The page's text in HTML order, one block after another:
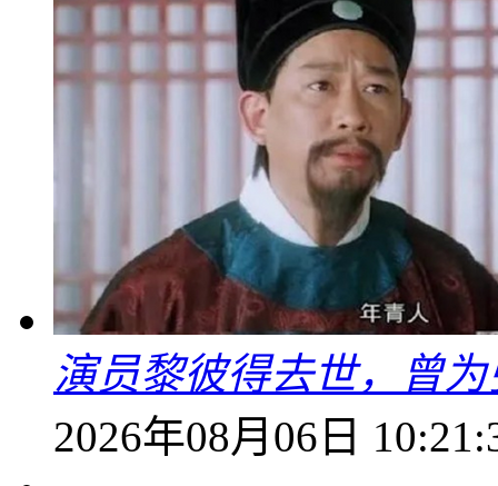
演员黎彼得去世，曾
2026年08月06日